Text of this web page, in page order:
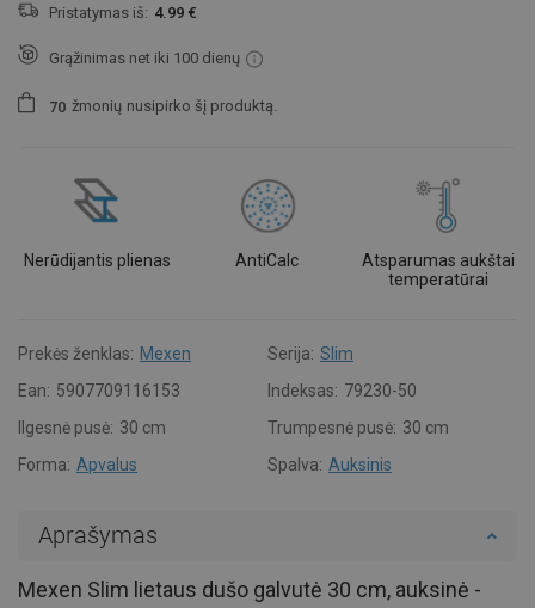
Pristatymas iš: 4.99 €
Grąžinimas net iki 100 dienų
70 žmonių nusipirko šį produktą.
Nerūdijantis plienas AntiCalc
Atsparumas aukštai
temperatūrai
Prekės ženklas: Mexen Serija: Slim
Ean: 5907709116153 Indeksas: 79230-50
Ilgesnė pusė: 30 cm Trumpesnė pusė: 30 cm
Forma: Apvalus Spalva: Auksinis
Aprašymas
Mexen Slim lietaus dušo galvutė 30 cm, auksinė -